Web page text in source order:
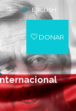
ENGLISH
DONAR